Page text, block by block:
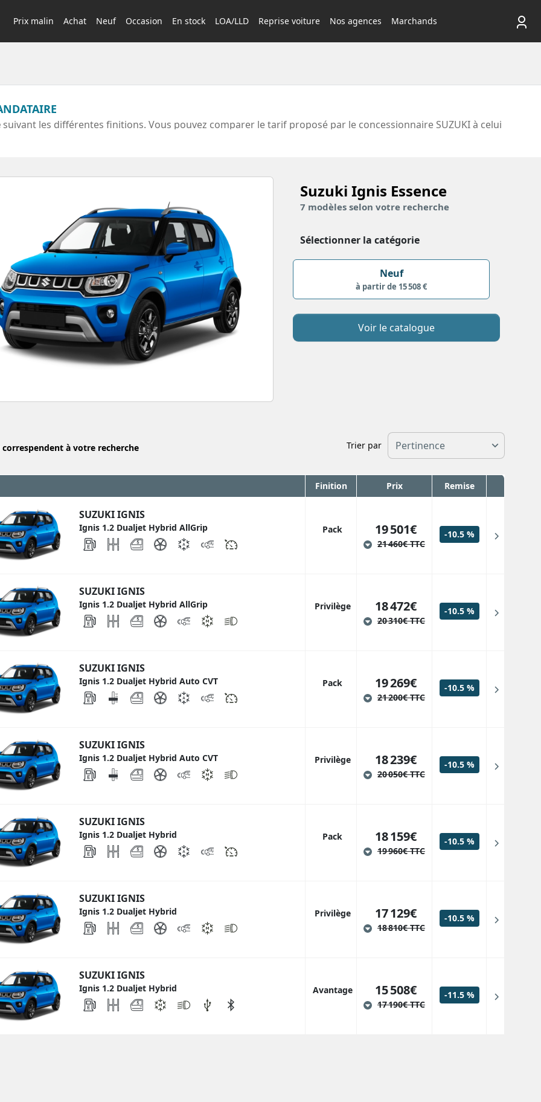
Prix malin Achat Neuf Occasion En stock LOA/LLD Reprise voiture Nos agences Marchands
suivant les différentes finitions. Vous pouvez comparer le tarif proposé par le concessionnaire SUZUKI à celui
par votre mandataire SUZUKI. La plupart des finitions de la Suzuki ignis essence sont proposées. Découvrez
Suzuki Ignis Essence
7 modèles selon votre recherche
Sélectionner la catégorie
Neuf
à partir de 15 508 €
Voir le catalogue
correspendent à votre recherche Trier par
Finition Prix Remise
SUZUKI IGNIS
Ignis 1.2 Dualjet Hybrid AllGrip Pack 19 501€
21 460€ TTC
-10.5 %
SUZUKI IGNIS
Ignis 1.2 Dualjet Hybrid AllGrip Privilège 18 472€
20 310€ TTC
-10.5 %
SUZUKI IGNIS
Ignis 1.2 Dualjet Hybrid Auto CVT Pack 19 269€
21 200€ TTC
-10.5 %
SUZUKI IGNIS
Ignis 1.2 Dualjet Hybrid Auto CVT Privilège 18 239€
20 050€ TTC
-10.5 %
SUZUKI IGNIS
Ignis 1.2 Dualjet Hybrid Pack 18 159€
19 960€ TTC
-10.5 %
SUZUKI IGNIS
Ignis 1.2 Dualjet Hybrid Privilège 17 129€
18 810€ TTC
-10.5 %
SUZUKI IGNIS
Ignis 1.2 Dualjet Hybrid Avantage 15 508€
17 190€ TTC
-11.5 %